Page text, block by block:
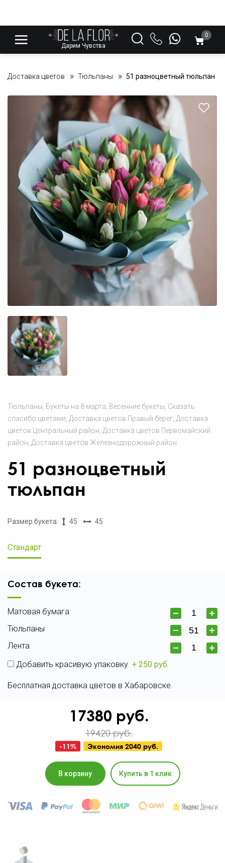
Дарим Чувства
0
Доставка цветов Тюльпаны 51 разноцветный тюльпан
Тюльпаны Букеты на 8 марта Весенние букеты Сказать
спасибо цветами Доставка цветов Правый берег Доставка
цветов Центральный район Доставка цветов Первомайский
район Доставка цветов Железнодорожный район
51 разноцветный
тюльпан
Размер букета: 45 45
Стандарт
Состав букета:
Матовая бумага
Тюльпаны
Лента
Добавить красивую упаковку + 250 руб.
Бесплатная доставка цветов в Хабаровске.
17380 руб.
19420 руб.
-11% Экономия 2040 руб.
В корзину Купить в 1 клик